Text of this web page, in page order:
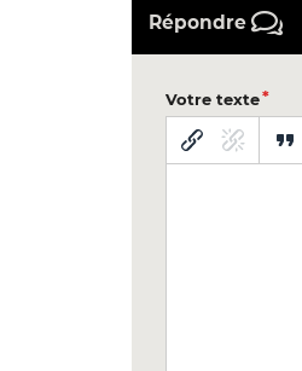
Répondre
Votre texte